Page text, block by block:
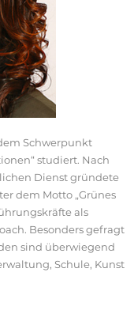
Schwerpunkt
studiert. Nach
Dienst gründete
dem Motto „Grünes
als
Besonders gefragt
sind überwiegend
Schule, Kunst